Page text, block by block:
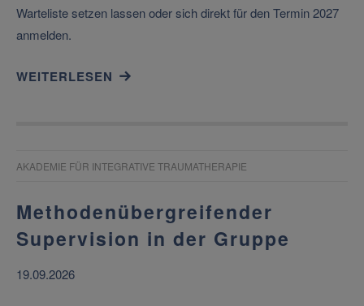
Warteliste setzen lassen oder sich direkt für den Termin 2027
anmelden.
WEITERLESEN
AKADEMIE FÜR INTEGRATIVE TRAUMATHERAPIE
Methodenübergreifender
Supervision in der Gruppe
19.09.2026